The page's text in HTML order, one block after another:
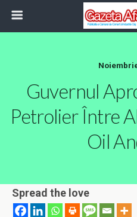
Guvernul
Petrolier Între
Oil
Spread the love